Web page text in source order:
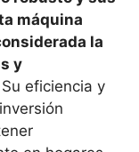
máquina
la
y
Su eficiencia y